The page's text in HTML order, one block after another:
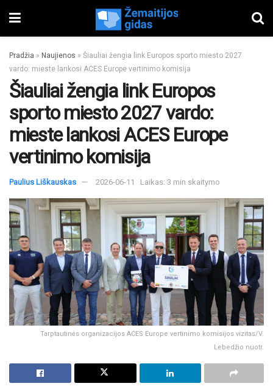
Pradžia » Naujienos » Šiauliai žengia link Europos sporto miesto 2027
vardo: mieste lankosi ACES Europe vertinimo komisija
Šiauliai žengia link Europos
sporto miesto 2027 vardo:
mieste lankosi ACES Europe
vertinimo komisija
Paulius Liškauskas 2026-06-11 Laikas: 3 min skaitymo
Tarptautinės organizacijos ACES Europe vertinimo komisijos vizitas/V.
Lebedžio nuotr.